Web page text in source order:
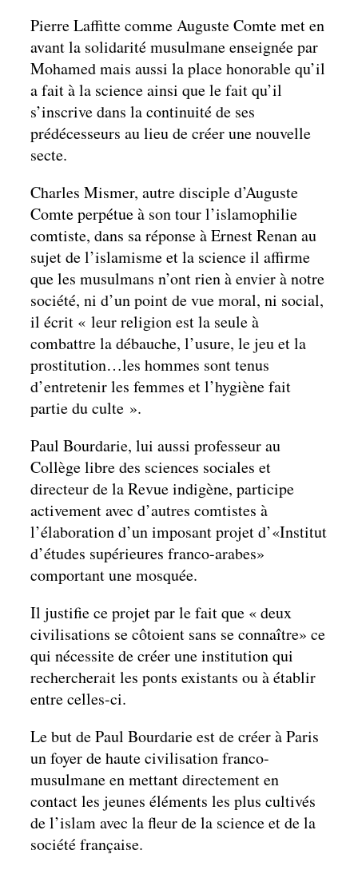
Pierre Laffitte comme Auguste Comte met en
avant la solidarité musulmane enseignée par
Mohamed mais aussi la place honorable qu’il
a fait à la science ainsi que le fait qu’il
s’inscrive dans la continuité de ses
prédécesseurs au lieu de créer une nouvelle
secte.
Charles Mismer, autre disciple d’Auguste
Comte perpétue à son tour l’islamophilie
comtiste, dans sa réponse à Ernest Renan au
sujet de l’islamisme et la science il affirme
que les musulmans n’ont rien à envier à notre
société, ni d’un point de vue moral, ni social,
il écrit « leur religion est la seule à
combattre la débauche, l’usure, le jeu et la
prostitution…les hommes sont tenus
d’entretenir les femmes et l’hygiène fait
partie du culte ».
Paul Bourdarie, lui aussi professeur au
Collège libre des sciences sociales et
directeur de la Revue indigène, participe
activement avec d’autres comtistes à
l’élaboration d’un imposant projet d’«Institut
d’études supérieures franco-arabes»
comportant une mosquée.
Il justifie ce projet par le fait que « deux
civilisations se côtoient sans se connaître» ce
qui nécessite de créer une institution qui
rechercherait les ponts existants ou à établir
entre celles-ci.
Le but de Paul Bourdarie est de créer à Paris
un foyer de haute civilisation franco-
musulmane en mettant directement en
contact les jeunes éléments les plus cultivés
de l’islam avec la fleur de la science et de la
société française.